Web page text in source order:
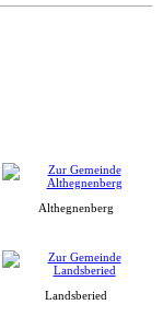
Althegnenberg
Landsberied